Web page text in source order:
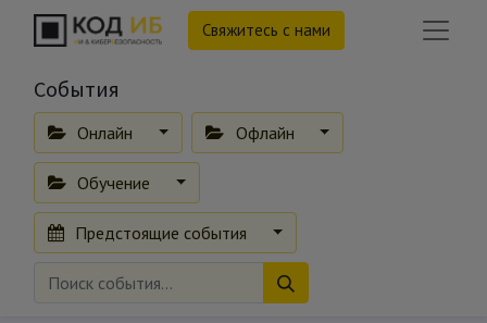
Свяжитесь с нами
События
Онлайн Офлайн
Обучение
Предстоящие события